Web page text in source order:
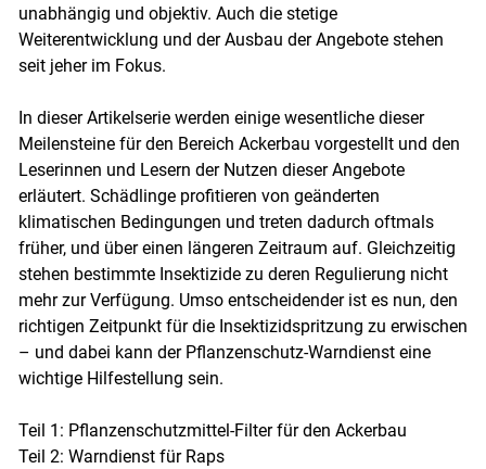
unabhängig und objektiv. Auch die stetige
Weiterentwicklung und der Ausbau der Angebote stehen
seit jeher im Fokus.
In dieser Artikelserie werden einige wesentliche dieser
Meilensteine für den Bereich Ackerbau vorgestellt und den
Leserinnen und Lesern der Nutzen dieser Angebote
erläutert. Schädlinge profitieren von geänderten
klimatischen Bedingungen und treten dadurch oftmals
früher, und über einen längeren Zeitraum auf. Gleichzeitig
stehen bestimmte Insektizide zu deren Regulierung nicht
mehr zur Verfügung. Umso entscheidender ist es nun, den
richtigen Zeitpunkt für die Insektizidspritzung zu erwischen
– und dabei kann der Pflanzenschutz-Warndienst eine
wichtige Hilfestellung sein.
Teil 1: Pflanzenschutzmittel-Filter für den Ackerbau
Teil 2: Warndienst für Raps